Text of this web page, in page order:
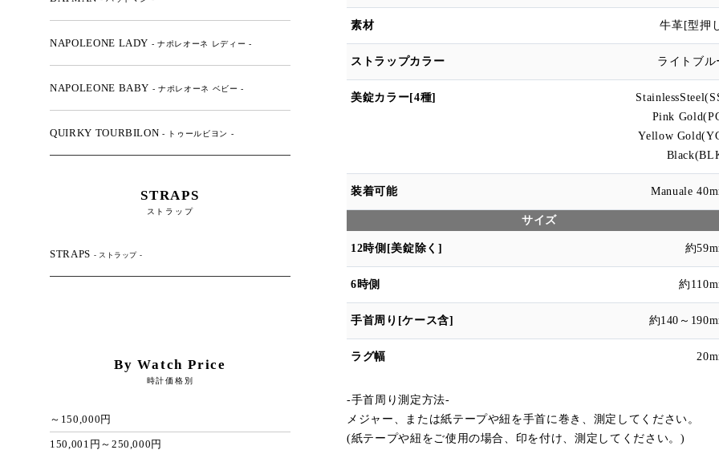
牛革[型押
ライトブル
Pink
Yellow
Manuale
サイズ
約
約
約140～
-手首周り測定方法-
メジャー、または紙テープや紐を手首に巻き、測定してください。
(紙テープや紐をご使用の場合、印を付け、測定してください。)
NAPOLEONE LADY - ナポレオーネ レディー -
NAPOLEONE BABY - ナポレオーネ ベビー -
QUIRKY TOURBILON- トゥールビヨン -
STRAPS
ストラップ
STRAPS - ストラップ -
By Watch Price
時計価格別
～150,000円
150,001円～250,000円